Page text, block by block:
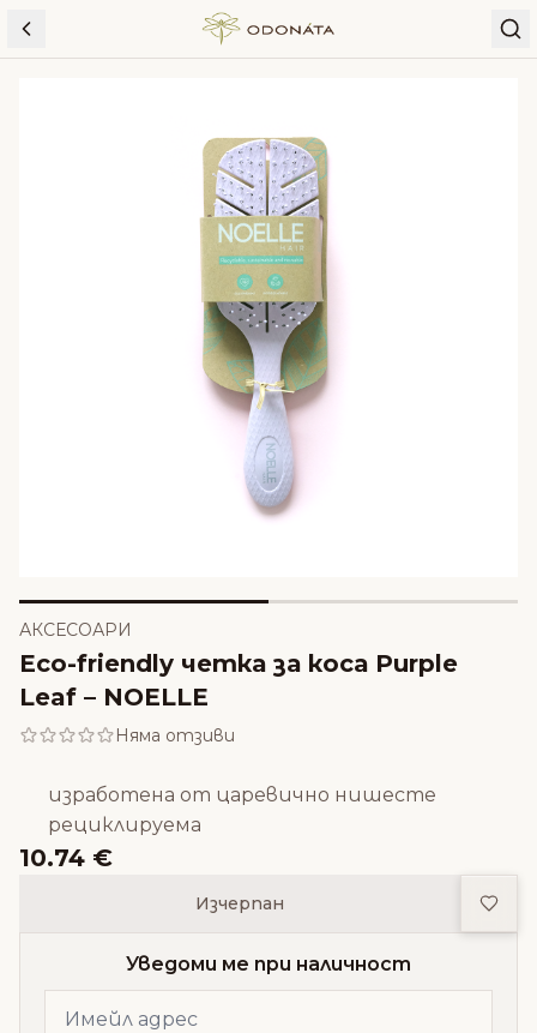
Skip to content
АКСЕСОАРИ
Eco-friendly четка за коса Purple
Leaf – NOELLE
Няма отзиви
изработена от царевично нишесте
рециклируема
10.74 €
Изчерпан
Уведоми ме при наличност